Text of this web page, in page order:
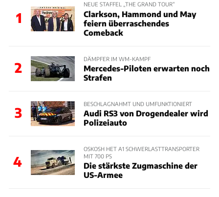
1
NEUE STAFFEL „THE GRAND TOUR“
Clarkson, Hammond und May
feiern überraschendes
Comeback
2
DÄMPFER IM WM-KAMPF
Mercedes-Piloten erwarten noch
Strafen
3
BESCHLAGNAHMT UND UMFUNKTIONIERT
Audi RS3 von Drogendealer wird
Polizeiauto
4
OSKOSH HET A1 SCHWERLASTTRANSPORTER
MIT 700 PS
Die stärkste Zugmaschine der
US-Armee